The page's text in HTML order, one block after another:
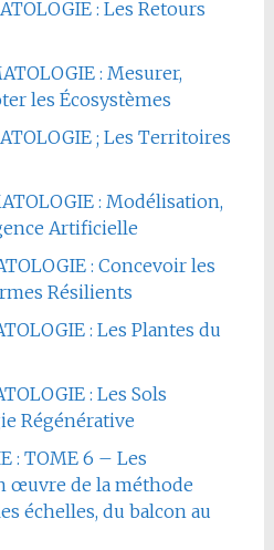
: Les Retours
: Mesurer,
les Écosystèmes
; Les Territoires
: Modélisation,
Artificielle
: Concevoir les
Résilients
: Les Plantes du
: Les Sols
Régénérative
: TOME 6 – Les
œuvre de la méthode
échelles, du balcon au